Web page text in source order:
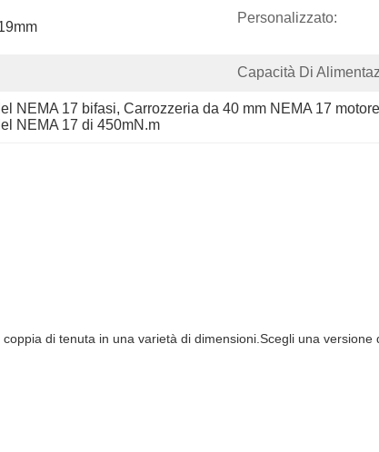
Personalizzato:
Capacità Di
NEMA 17 bifasi, Carrozzeria da 40 mm NEMA 17
NEMA 17 di 450mN.m
di tenuta in una varietà di dimensioni.Scegli una